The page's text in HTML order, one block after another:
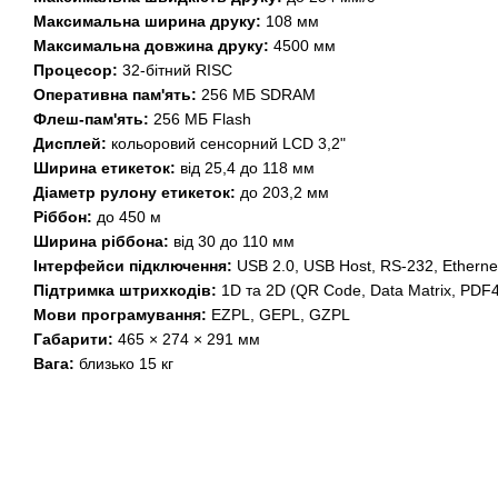
Максимальна ширина друку: 108 мм
Максимальна довжина друку: 4500 мм
Процесор: 32-бітний RISC
Оперативна пам'ять: 256 МБ SDRAM
Флеш-пам'ять: 256 МБ Flash
Дисплей: кольоровий сенсорний LCD 3,2"
Ширина етикеток: від 25,4 до 118 мм
Діаметр рулону етикеток: до 203,2 мм
Ріббон: до 450 м
Ширина ріббона: від 30 до 110 мм
Інтерфейси підключення: USB 2.0, USB Host, RS-232,
Підтримка штрихкодів: 1D та 2D (QR Code, Data Matrix,
Мови програмування: EZPL, GEPL, GZPL
Габарити: 465 × 274 × 291 мм
Вага: близько 15 кг